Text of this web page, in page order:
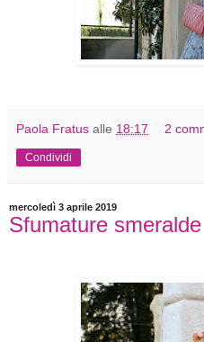
Paola Fratus alle 18:17 2
Condividi
mercoledì 3 aprile 2019
Sfumature smeralde